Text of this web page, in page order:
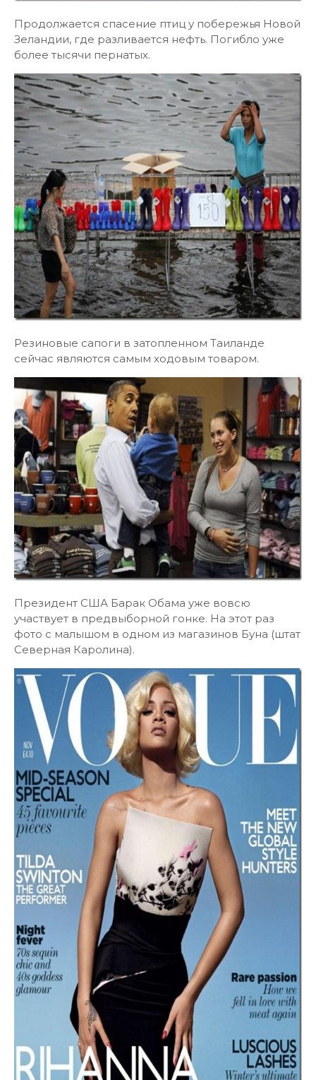
Продолжается спасение птиц у побережья Новой
Зеландии, где разливается нефть. Погибло уже
более тысячи пернатых.
Резиновые сапоги в затопленном Таиланде
сейчас являются самым ходовым товаром.
Президент США Барак Обама уже вовсю
участвует в предвыборной гонке. На этот раз
фото с малышом в одном из магазинов Буна (штат
Северная Каролина).